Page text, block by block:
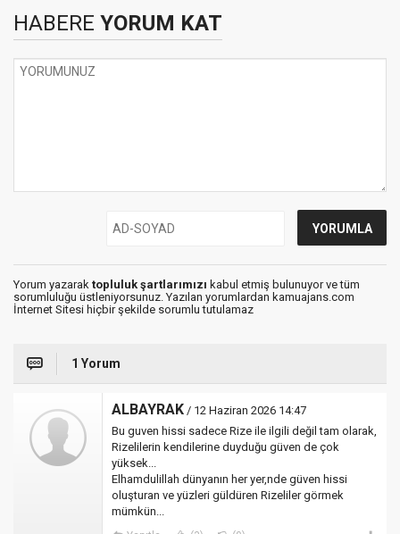
HABERE YORUM KAT
Yorum yazarak topluluk şartlarımızı kabul etmiş bulunuyor ve tüm
sorumluluğu üstleniyorsunuz. Yazılan yorumlardan kamuajans.com
İnternet Sitesi hiçbir şekilde sorumlu tutulamaz
1 Yorum
ALBAYRAK / 12 Haziran 2026 14:47
Bu guven hissi sadece Rize ile ilgili değil tam olarak,
Rizelilerin kendilerine duyduğu güven de çok
yüksek...
Elhamdulillah dünyanın her yer,nde güven hissi
oluşturan ve yüzleri güldüren Rizeliler görmek
mümkün...